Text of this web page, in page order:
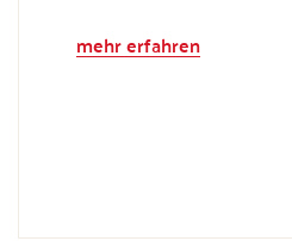
mehr erfahren